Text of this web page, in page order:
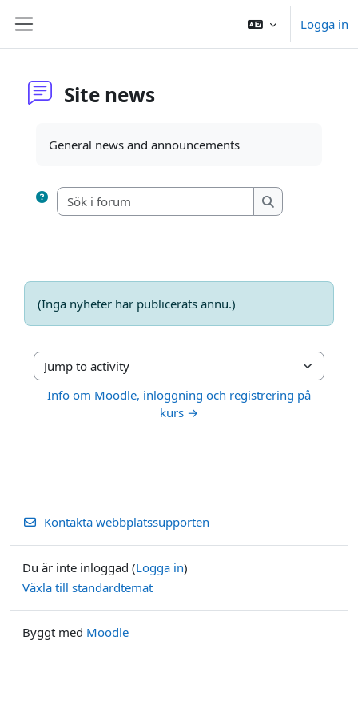
Logga in
Site news
General news and announcements
Sök i forum
Sök i forum
(Inga nyheter har publicerats ännu.)
Jump to activity
Info om Moodle, inloggning och registrering på
kurs →
Kontakta webbplatssupporten
Du är inte inloggad (Logga in)
Växla till standardtemat
Byggt med Moodle